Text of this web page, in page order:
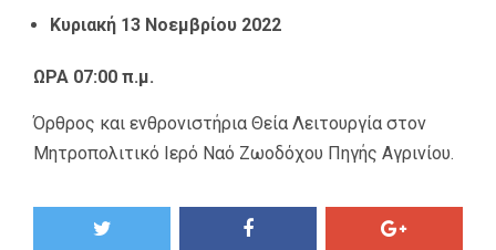
Κυριακή 13 Νοεμβρίου 2022
ΩΡΑ 07:00 π.μ.
Όρθρος και ενθρονιστήρια Θεία Λειτουργία στον
Μητροπολιτικό Ιερό Ναό Ζωοδόχου Πηγής Αγρινίου.